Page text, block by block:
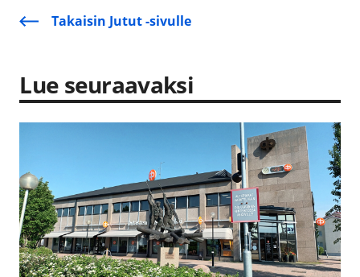
Takaisin Jutut -sivulle
Lue seuraavaksi